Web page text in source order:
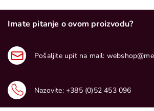
Imate pitanje o ovom proizvodu?
Pošaljite upit na mail:
Nazovite: +385 (0)52 453 096